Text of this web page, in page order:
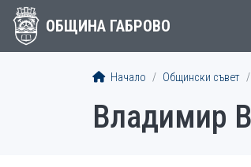
ОБЩИНА ГАБРОВО
Начало Общински съвет
Владимир